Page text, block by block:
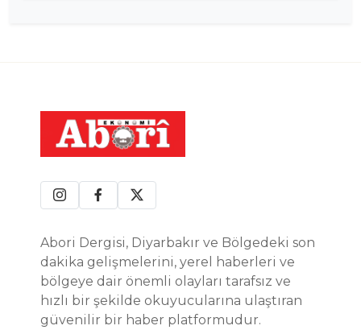
Abori Dergisi, Diyarbakır ve Bölgedeki son
dakika gelişmelerini, yerel haberleri ve
bölgeye dair önemli olayları tarafsız ve
hızlı bir şekilde okuyucularına ulaştıran
güvenilir bir haber platformudur.